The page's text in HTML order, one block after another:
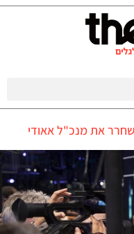
את מנכ"ל אאודי